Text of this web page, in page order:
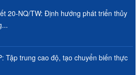
20-NQ/TW: Định hướng phát triển thủy
Tập trung cao độ, tạo chuyển biến thực